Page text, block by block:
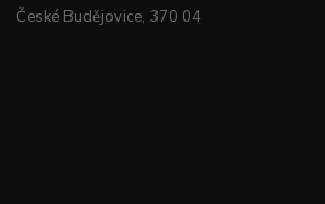
České Budějovice, 370 04